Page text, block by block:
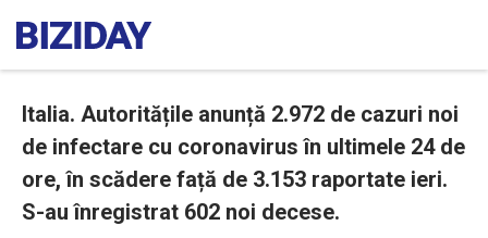
Italia. Autoritățile anunță 2.972 de cazuri noi
de infectare cu coronavirus în ultimele 24 de
ore, în scădere față de 3.153 raportate ieri.
S-au înregistrat 602 noi decese.